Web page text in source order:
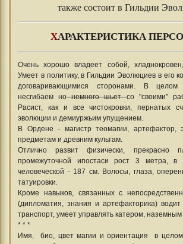
также состоит в Гильдии
ХАРАКТЕРИСТИКА
Очень хорошо владеет собой,
Умеет в политику, в Гильдии Эволюциев в его
договаривающимися сторонами. В
несгибаем нонемного шьетсо "своими"
Расист, как и все чистокровки, пернатых
эволюции и демиуржьим упущением.
В Ордене - магистр теомагии, артефактор,
предметам и древним культам.
Отлично развит физически, прекрасно
промежуточной ипостаси рост 3 метра,
человеческой - 187 см. Волосы, глаза,
татуировки.
Кроме навыков, связанных с
(дипломатия, знания и артефакторика)
транспорт, умеет управлять катером,
* * *
Имя, био, цвет магии и ориентация в целом